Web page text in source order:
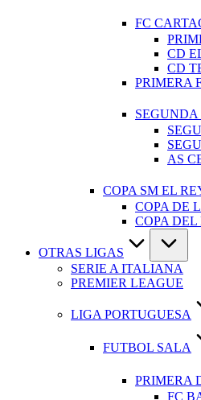
FC
CD
CD
PRIMERA
AS
COPA SM EL
COPA DE
COPA DEL
OTRAS LIGAS
SERIE A ITALIANA
PREMIER LEAGUE
LIGA PORTUGUESA
FUTBOL SALA
PRIMERA
FC